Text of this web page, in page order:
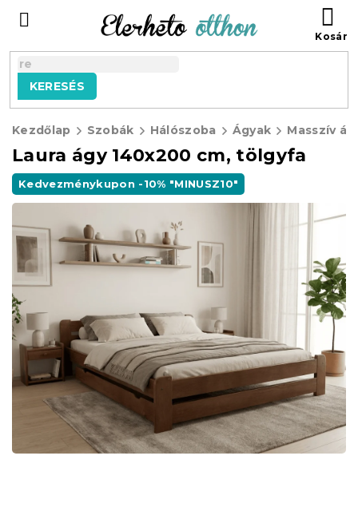
tartalomhoz
KERESÉS
Kezdőlap Szobák Hálószoba Ágyak Masszív
Laura ágy 140x200 cm, tölgyfa
Kedvezménykupon -10% "MINUSZ10"